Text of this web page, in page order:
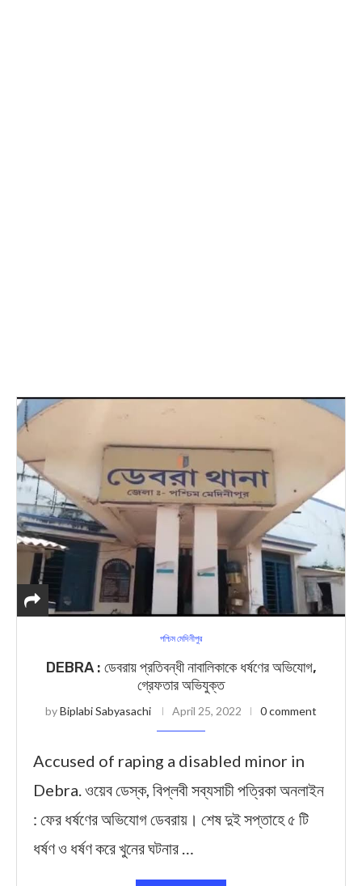
পশ্চিম মেদিনীপুর
DEBRA : ডেবরায় প্রতিবন্ধী নাবালিকাকে ধর্ষণের অভিযোগ,
গ্রেফতার অভিযুক্ত
byBiplabi Sabyasachi April 25, 2022 0 comment
Accused of raping a disabled minor in
Debra. ওয়েব ডেস্ক, বিপ্লবী সব্যসাচী পত্রিকা অনলাইন
: ফের ধর্ষণের অভিযোগ ডেবরায়। শেষ দুই সপ্তাহে ৫ টি
ধর্ষণ ও ধর্ষণ করে খুনের ঘটনার …